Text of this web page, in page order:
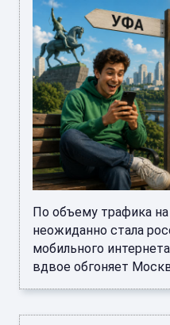
По объему трафика
неожиданно стала
мобильного
вдвое обгоняет